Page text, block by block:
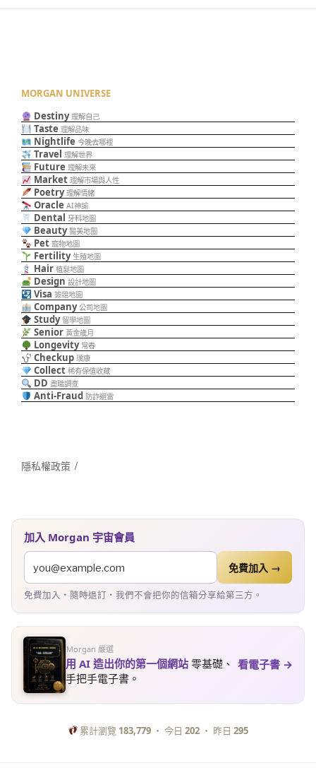
MORGAN UNIVERSE
Destiny 理解自己
Taste 理解品味
Nightlife 今晚去哪裡
Travel 理解世界
Future 理解未來
Market 理解市場與人性
Poetry 理解情緒
Oracle AI神諭
Dental 牙科地圖
Beauty 醫美地圖
Pet 寵物地圖
Fertility 生殖地圖
Hair 植髮地圖
Design 設計地圖
Visa 簽證地圖
Company 公司地圖
Study 留學地圖
Senior 黃金歲月
Longevity 常春
Checkup 璞康
Collect 稀有保值收藏
DD 盡職調查
Anti-Fraud 防詐避雷
隱私權政策
加入 Morgan 宇宙會員
免費加入 →
免費加入・隨時退訂・我們不會把你的信箱分享給第三方。
Morgan 嚴選
用 AI 造出你的第一個網站 零基礎、
手把手電子書。
看電子書 →
累計瀏覽 183,779 ・ 今日202 ・ 昨日295